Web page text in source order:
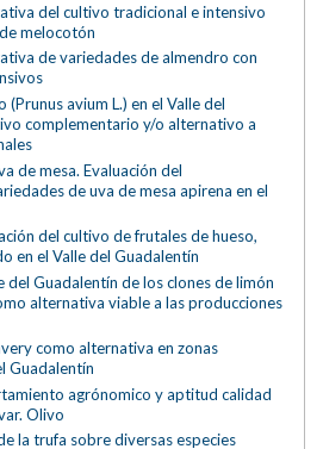
del cultivo tradicional e intensivo
melocotón
de variedades de almendro con
avium L.) en el Valle del
complementario y/o alternativo a
de mesa. Evaluación del
de uva de mesa apirena en el
del cultivo de frutales de hueso,
en el Valle del Guadalentín
del Guadalentín de los clones de limón
alternativa viable a las producciones
como alternativa en zonas
Guadalentín
agrónomico y aptitud calidad
Olivo
la trufa sobre diversas especies